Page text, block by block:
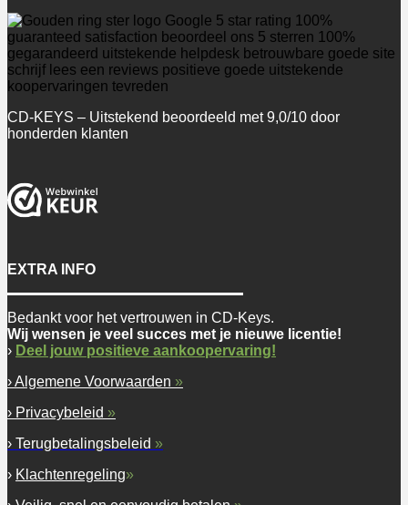
CD-KEYS – Uitstekend beoordeeld met 9,0/10 door
honderden klanten
EXTRA INFO
Bedankt voor het vertrouwen in CD-Keys.
Wij wensen je veel succes met je nieuwe licentie!
› Deel jouw positieve aankoopervaring!
› Algemene Voorwaarden »
› Privacybeleid »
› Terugbetalingsbeleid »
› Klachtenregeling»